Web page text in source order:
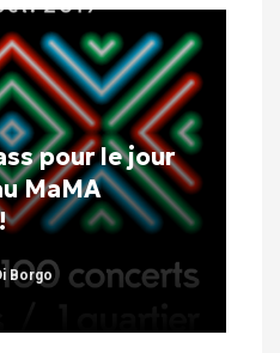
pour le jour
MaMA
Borgo